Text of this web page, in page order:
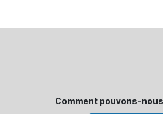
Comment pouvons-​